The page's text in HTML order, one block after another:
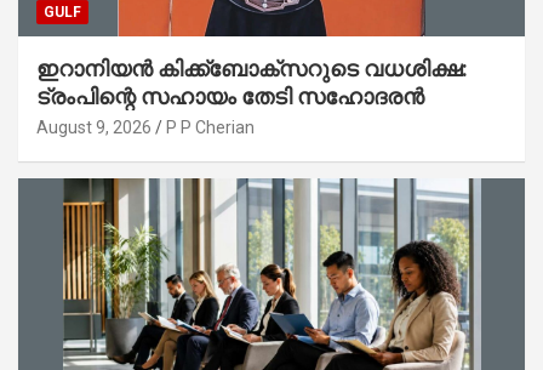
GULF
ഇറാനിയൻ കിക്ക്ബോക്സറുടെ വധശിക്ഷ:
ട്രംപിന്റെ സഹായം തേടി സഹോദരൻ
August 9, 2026 P P Cherian